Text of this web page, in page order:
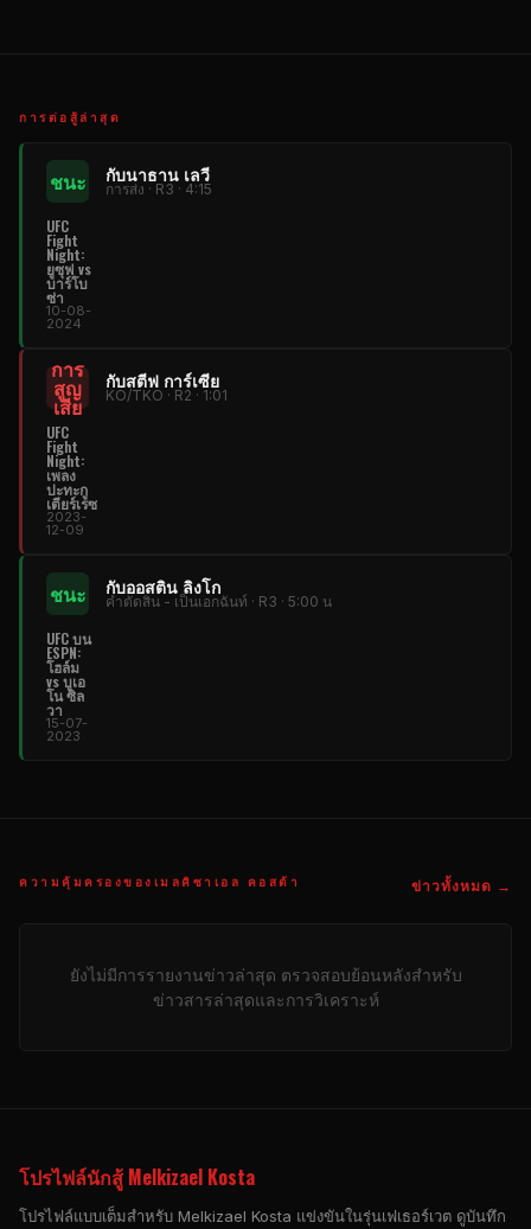
การต่อสู้ล่าสุด
ชนะ กับนาธาน เลวี
การส่ง · R3 · 4:15
UFC
Fight
Night:
ยูซุฟ vs
บาร์โบ
ซ่า
10-08-
2024
การ
สูญ
เสีย
กับสตีฟ การ์เซีย
KO/TKO · R2 · 1:01
UFC
Fight
Night:
เพลง
ปะทะกู
เตียร์เรซ
2023-
12-09
ชนะ กับออสติน ลิงโก
คําตัดสิน - เป็นเอกฉันท์ · R3 · 5:00 น
UFCบน
ESPN:
โฮล์ม
vs บูเอ
โน ซิล
วา
15-07-
2023
ความคุ้มครองของเมลคิซาเอล คอสต้า ข่าวทั้งหมด →
ยังไม่มีการรายงานข่าวล่าสุด ตรวจสอบย้อนหลังสําหรับ
ข่าวสารล่าสุดและการวิเคราะห์
โปรไฟล์นักสู้ Melkizael Kosta
โปรไฟล์แบบเต็มสําหรับ Melkizael Kosta แข่งขันในรุ่นเฟเธอร์เวต ดูบันทึก